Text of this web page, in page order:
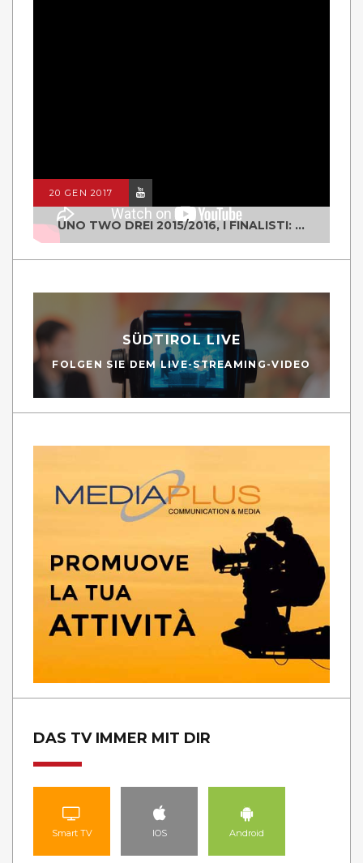
20 GEN 2017
UNO TWO DREI 2015/2016, I FINALISTI: CLASSE IV ALS ISTITUTO "DEGASPERI" BORGO VALSUGANA
SÜDTIROL LIVE
FOLGEN SIE DEM LIVE-STREAMING-VIDEO
DAS TV IMMER MIT DIR
Smart TV IOS Android